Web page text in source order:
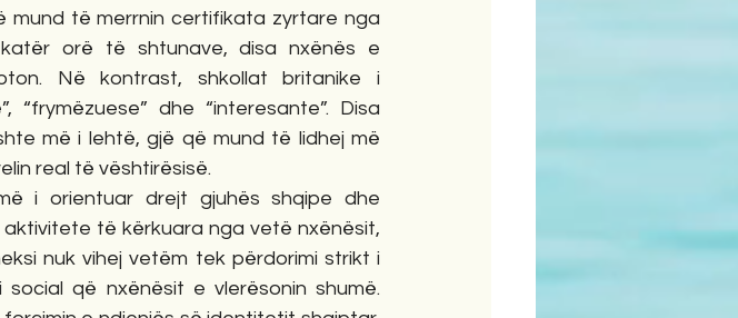
mund të merrnin certifikata zyrtare nga
katër orë të shtunave, disa nxënës e
Në kontrast, shkollat britanike i
“frymëzuese” dhe “interesante”. Disa
më i lehtë, gjë që mund të lidhej më
real të vështirësisë.
i orientuar drejt gjuhës shqipe dhe
të kërkuara nga vetë nxënësit,
nuk vihej vetëm tek përdorimi strikt i
që nxënësit e vlerësonin shumë.